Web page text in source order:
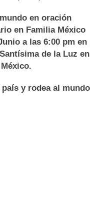
en oración
en Familia México
a las 6:00 pm en
de la Luz en
y rodea al mundo